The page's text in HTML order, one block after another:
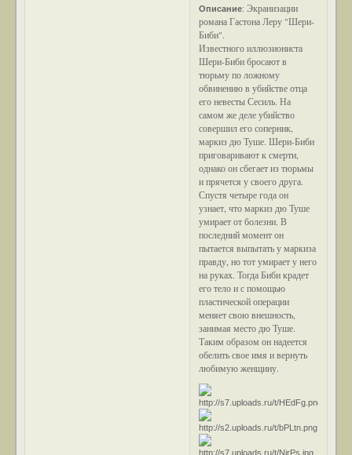
Описание:Экранизации
романа Гастона Леру "Шери-
Биби".
Известного иллюзиониста
Шери-Биби бросают в
тюрьму по ложному
обвинению в убийстве отца
его невесты Сесиль. На
самом же деле убийство
совершил его соперник,
маркиз дю Туше. Шери-Биби
приговаривают к смерти,
однако он сбегает из тюрьмы
и прячется у своего друга.
Спустя четыре года он
узнает, что маркиз дю Туше
умирает от болезни. В
последний момент он
пытается выпытать у маркиза
правду, но тот умирает у него
на руках. Тогда Биби крадет
его тело и с помощью
пластической операции
меняет свою внешность,
занимая место дю Туше.
Таким образом он надеется
обелить свое имя и вернуть
любимую женщину.